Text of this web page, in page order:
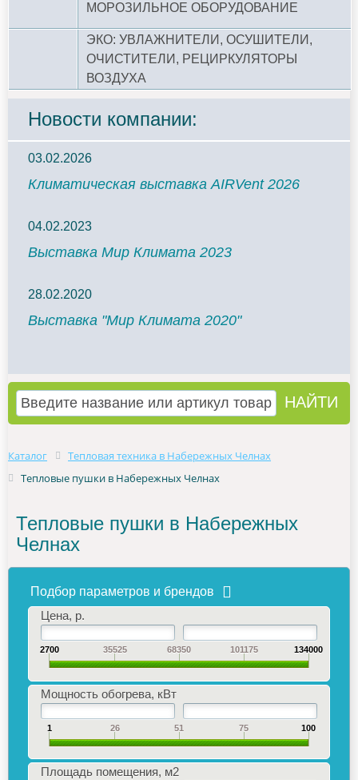
МОРОЗИЛЬНОЕ ОБОРУДОВАНИЕ
ЭКО: УВЛАЖНИТЕЛИ, ОСУШИТЕЛИ,
ОЧИСТИТЕЛИ, РЕЦИРКУЛЯТОРЫ
ВОЗДУХА
Новости компании:
03.02.2026
Климатическая выставка AIRVent 2026
04.02.2023
Выставка Мир Климата 2023
28.02.2020
Выставка "Мир Климата 2020"
Каталог
Тепловая техника в Набережных Челнах
Тепловые пушки в Набережных Челнах
Тепловые пушки в Набережных
Челнах
Подбор параметров и брендов
Цена, р.
2700 35525 68350 101175 134000
Мощность обогрева, кВт
1 26 51 75 100
Площадь помещения, м2